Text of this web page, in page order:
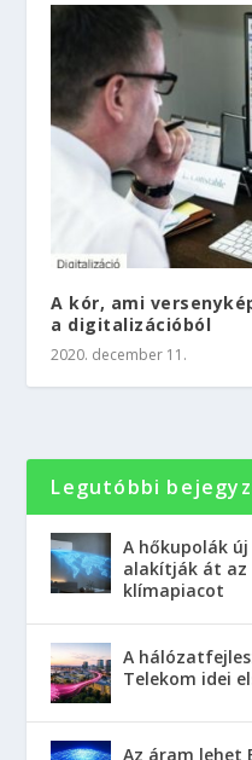
A kór, ami
a digitalizációból
2020. december 11.
Legutóbbi
A hőkupolák
alakítják át
klímapiacot
A
Telekom idei
Az áram lehet